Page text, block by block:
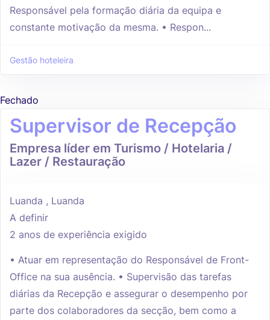
Responsável pela formação diária da equipa e
constante motivação da mesma. • Respon...
Gestão hoteleira
Fechado
Supervisor de Recepção
Empresa líder em Turismo / Hotelaria /
Lazer / Restauração
Luanda , Luanda
A definir
2 anos de experiência exigido
• Atuar em representação do Responsável de Front-
Office na sua ausência. • Supervisão das tarefas
diárias da Recepção e assegurar o desempenho por
parte dos colaboradores da secção, bem como a